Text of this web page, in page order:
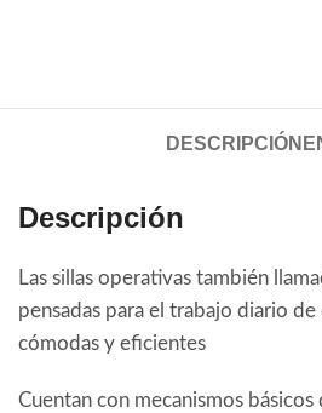
DESCRIPCIÓN
Descripción
Las sillas operativas también
pensadas para el trabajo diario
cómodas y eficientes
Cuentan con mecanismos